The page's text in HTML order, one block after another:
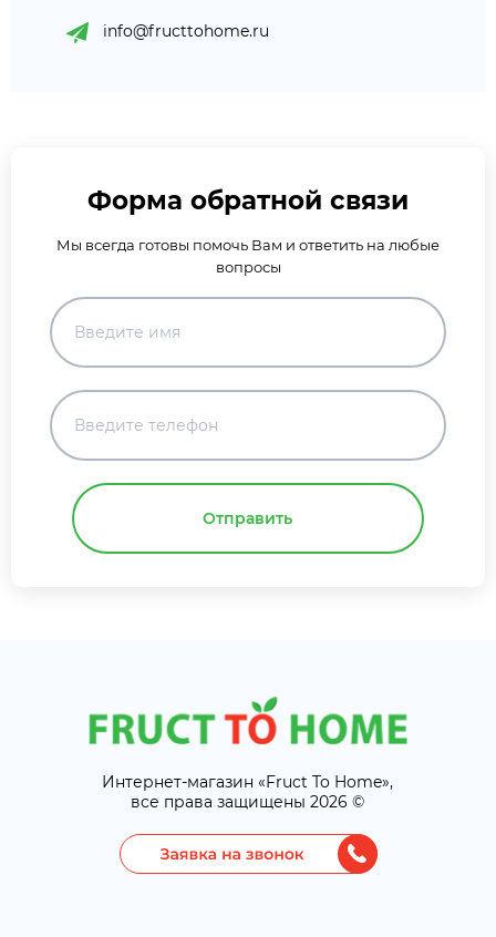
info@fructtohome.ru
Форма обратной связи
Мы всегда готовы помочь Вам и ответить на любые
вопросы
Отправить
Интернет-магазин «Fruct To Home»,
все права защищены 2026 ©